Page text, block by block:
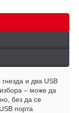
и два USB
избора – може да
без да се
порта